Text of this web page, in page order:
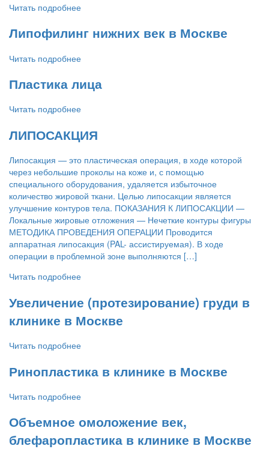
Читать подробнее
Липофилинг нижних век в Москве
Читать подробнее
Пластика лица
Читать подробнее
ЛИПОСАКЦИЯ
Липосакция — это пластическая операция, в ходе которой
через небольшие проколы на коже и, с помощью
специального оборудования, удаляется избыточное
количество жировой ткани. Целью липосакции является
улучшение контуров тела. ПОКАЗАНИЯ К ЛИПОСАКЦИИ —
Локальные жировые отложения — Нечеткие контуры фигуры
МЕТОДИКА ПРОВЕДЕНИЯ ОПЕРАЦИИ Проводится
аппаратная липосакция (PAL- ассистируемая). В ходе
операции в проблемной зоне выполняются […]
Читать подробнее
Увеличение (протезирование) груди в
клинике в Москве
Читать подробнее
Ринопластика в клинике в Москве
Читать подробнее
Объемное омоложение век,
блефаропластика в клинике в Москве